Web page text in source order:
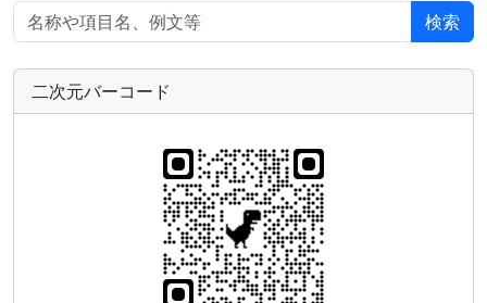
検索
二次元バーコード